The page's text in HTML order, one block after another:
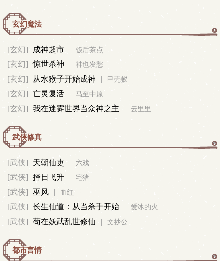
玄幻魔法
[玄幻] 成神超市 | 饭后茶点
[玄幻] 惊世杀神 | 神也发愁
[玄幻] 从水猴子开始成神 | 甲壳蚁
[玄幻] 亡灵复活 | 马至中原
[玄幻] 我在迷雾世界当众神之主 | 云里里
武侠修真
[武侠] 天朝仙吏 | 六戏
[武侠] 择日飞升 | 宅猪
[武侠] 巫风 | 血红
[武侠] 长生仙道：从当杀手开始 | 爱冰的火
[武侠] 苟在妖武乱世修仙 | 文抄公
都市言情